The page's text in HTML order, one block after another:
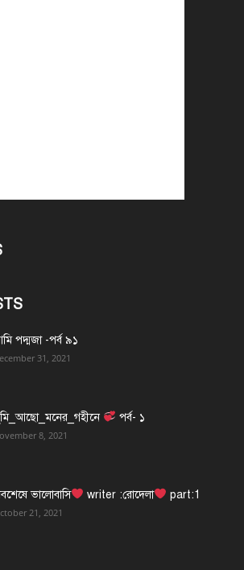
পদ্মজা -পর্ব ৯১
31, 2021
পর্ব- ১
8, 2021
ভালোবাসি writer :রোদেলা part:1
21, 2021